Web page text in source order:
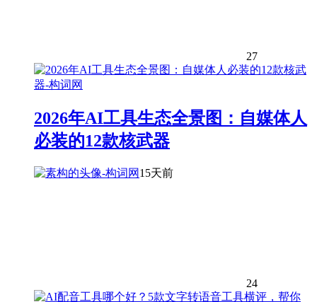
27
2026年AI工具生态全景图：自媒体人
必装的12款核武器
15天前
24